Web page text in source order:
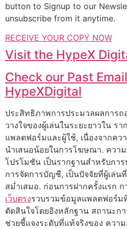
button to Signup to our
unsubscribe from it anytime.
RECEIVE YOUR COPY NOW
Visit the HypeX
Check our Past
HypeXDigital
ประสิทธิภาพการประมวลผลการถ
วางใจของผู้เล่นในระยะยาวใน ร
แพลตฟอร์มและผู้ใช้, เนื่องจากค
นำเสนอน้อยในการโฆษณา. ความ
โปรโมชัน เป็นรากฐานสำหรับกา
การจัดการบัญชี, เป็นปัจจัยที่ผู้เล่น
สม่ำเสมอ. ก่อนการฝากครั้งแรก ก
เว็บตรงรวบรวมข้อมูลแพลตฟอร์
ตัดสินใจโดยอิงหลักฐาน สถานะก
ช่วยชี้แจงระดับที่แท้จริงของ ควา